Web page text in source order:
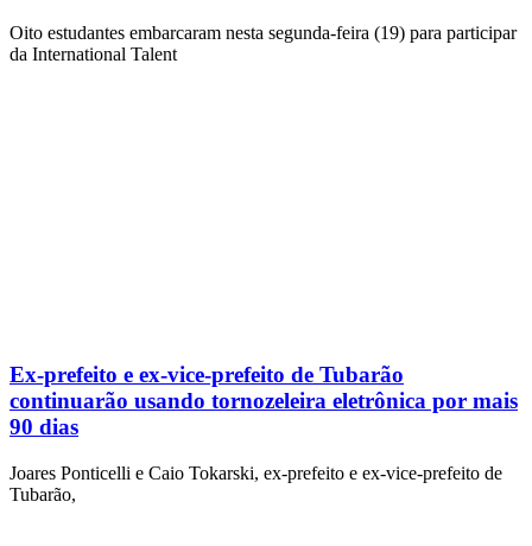
Oito estudantes embarcaram nesta segunda-feira (19) para participar
da International Talent
Ex-prefeito e ex-vice-prefeito de Tubarão
continuarão usando tornozeleira eletrônica por mais
90 dias
Joares Ponticelli e Caio Tokarski, ex-prefeito e ex-vice-prefeito de
Tubarão,